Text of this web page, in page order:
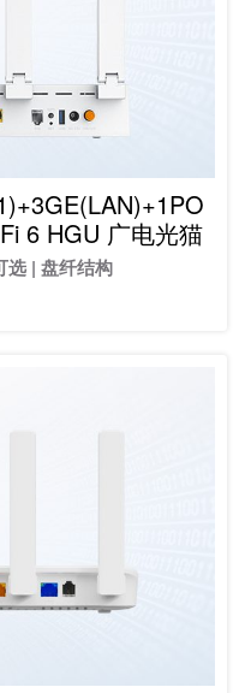
6 HGU 广电光猫
选 | 盘纤结构